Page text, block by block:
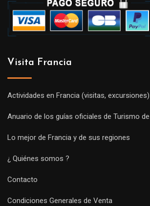
Visita Francia
Actividades en Francia (visitas, excursiones)
Anuario de los guías oficiales de Turismo
Lo mejor de Francia y de sus regiones
¿ Quiénes somos ?
Contacto
Condiciones Generales de Venta